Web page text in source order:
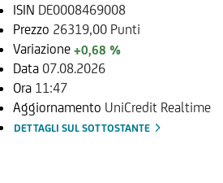
ISIN DE0008469008
Prezzo 26319,00 Punti
Variazione +0,68 %
Data 07.08.2026
Ora 11:47
Aggiornamento UniCredit Realtime
DETTAGLI SUL SOTTOSTANTE